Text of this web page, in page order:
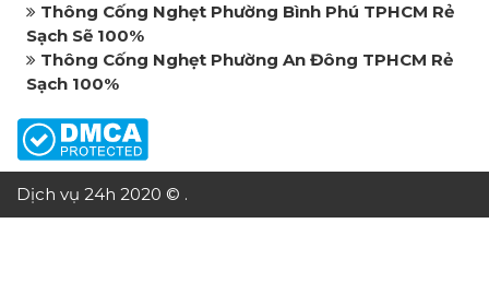
Thông Cống Nghẹt Phường Bình Phú TPHCM Rẻ
Sạch Sẽ 100%
Thông Cống Nghẹt Phường An Đông TPHCM Rẻ
Sạch 100%
Dịch vụ 24h 2020 © .